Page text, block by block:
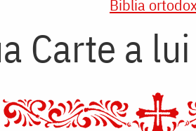
Biblia
Carte a